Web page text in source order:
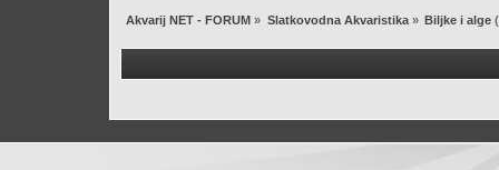
Akvarij NET - FORUM » Slatkovodna Akvaristika» Biljke i alge